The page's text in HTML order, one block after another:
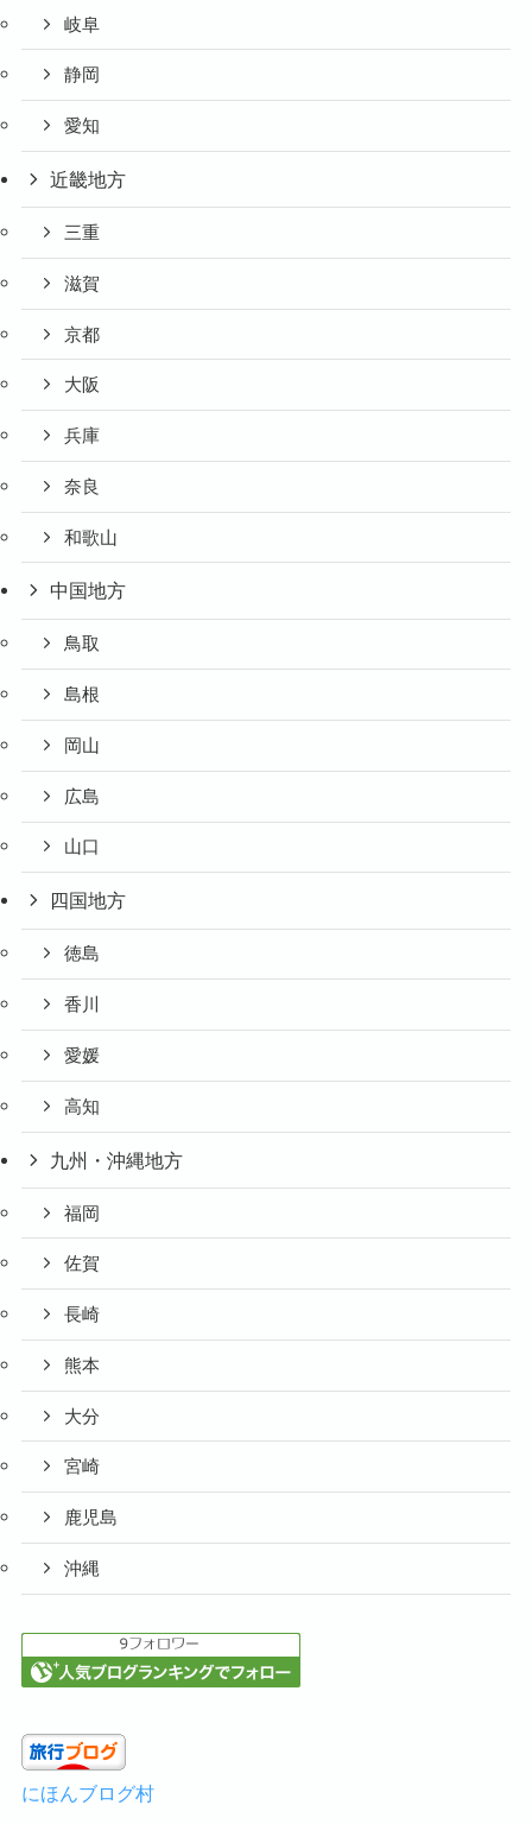
岐阜
静岡
愛知
近畿地方
三重
滋賀
京都
大阪
兵庫
奈良
和歌山
中国地方
鳥取
島根
岡山
広島
山口
四国地方
徳島
香川
愛媛
高知
九州・沖縄地方
福岡
佐賀
長崎
熊本
大分
宮崎
鹿児島
沖縄
にほんブログ村